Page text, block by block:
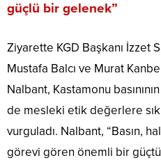
güçlü bir gelenek”
Ziyarette KGD Başkanı İzzet
Mustafa Balcı ve Murat
Nalbant, Kastamonu
de mesleki etik değerlere
vurguladı. Nalbant, “Basın,
görevi gören önemli bir